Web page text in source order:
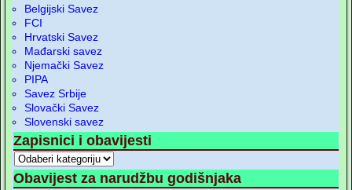
Belgijski Savez
FCI
Hrvatski Savez
Mađarski savez
Njemački Savez
PIPA
Savez Srbije
Slovački Savez
Slovenski savez
Zapisnici i obavijesti
Obavijest za narudžbu godišnjaka